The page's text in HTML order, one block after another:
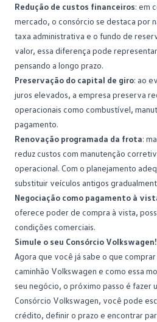
Redução de custos financeiros: em
mercado, o consórcio se destaca por
taxa administrativa e o fundo de
valor, essa diferença pode
pensando a longo prazo.
Preservação do capital de giro: ao
juros elevados, a empresa preserva
operacionais como combustível,
pagamento.
Renovação programada da frota:
reduz custos com manutenção
operacional. Com o planejamento
substituir veículos antigos
Negociação como pagamento à
oferece poder de compra à vista,
condições comerciais.
Simule o seu Consórcio Volkswagen!
Agora que você já sabe o que
caminhão Volkswagen e como essa
seu negócio, o próximo passo é fazer
Consórcio Volkswagen, você pode
crédito, definir o prazo e encontrar